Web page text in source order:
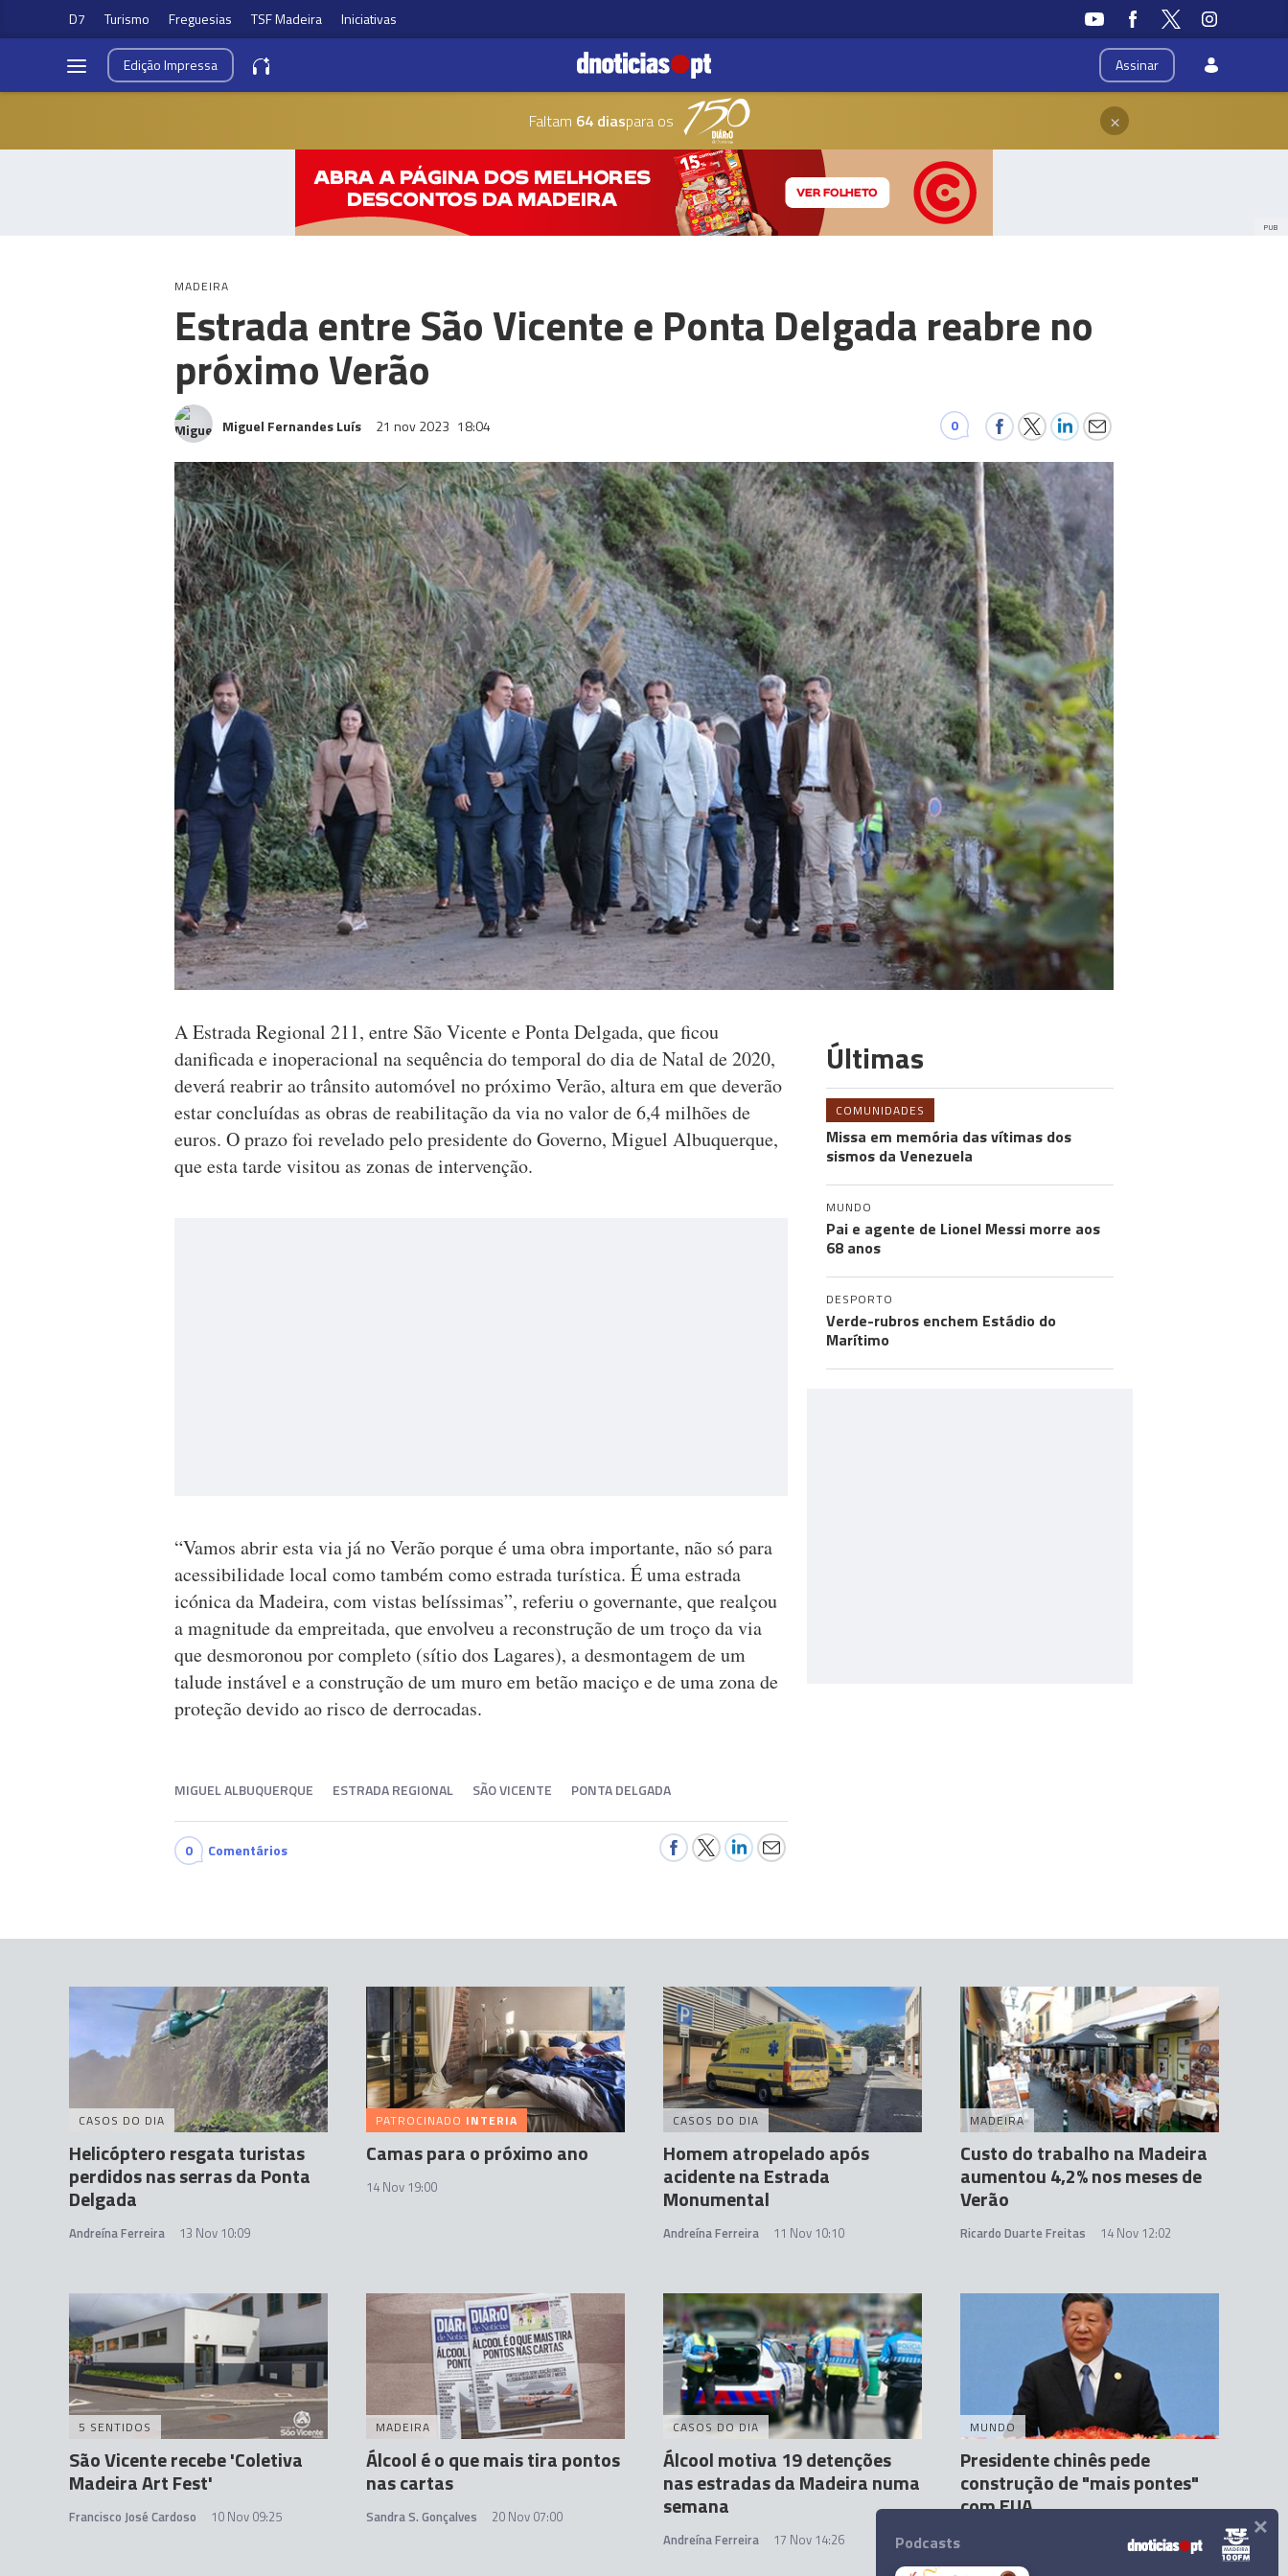
D7 Turismo Freguesias TSF Madeira Iniciativas
Assinar
EdiçãoImpressa
Faltam 64 diaspara os ×
PUB
MADEIRA
Estrada entre São Vicente e Ponta Delgada reabre no
próximo Verão
Miguel Fernandes Luís 21 nov 2023 18:04 0
A Estrada Regional 211, entre São Vicente e Ponta Delgada, que ficou
danificada e inoperacional na sequência do temporal do dia de Natal de 2020,
deverá reabrir ao trânsito automóvel no próximo Verão, altura em que deverão
estar concluídas as obras de reabilitação da via no valor de 6,4 milhões de
euros. O prazo foi revelado pelo presidente do Governo, Miguel Albuquerque,
que esta tarde visitou as zonas de intervenção.
“Vamos abrir esta via já no Verão porque é uma obra importante, não só para
acessibilidade local como também como estrada turística. É uma estrada
icónica da Madeira, com vistas belíssimas”, referiu o governante, que realçou
a magnitude da empreitada, que envolveu a reconstrução de um troço da via
que desmoronou por completo (sítio dos Lagares), a desmontagem de um
talude instável e a construção de um muro em betão maciço e de uma zona de
proteção devido ao risco de derrocadas.
MIGUEL ALBUQUERQUE ESTRADA REGIONAL SÃO VICENTE PONTA DELGADA
0 Comentários
Últimas
COMUNIDADES
Missa em memória das vítimas dos
sismos da Venezuela
MUNDO
Pai e agente de Lionel Messi morre aos
68 anos
DESPORTO
Verde-rubros enchem Estádio do
Marítimo
CASOS DO DIA
Helicóptero resgata turistas
perdidos nas serras da Ponta
Delgada
Andreína Ferreira 13 Nov 10:09
PATROCINADO INTERIA
Camas para o próximo ano
14 Nov 19:00
CASOS DO DIA
Homem atropelado após
acidente na Estrada
Monumental
Andreína Ferreira 11 Nov 10:10
MADEIRA
Custo do trabalho na Madeira
aumentou 4,2% nos meses de
Verão
Ricardo Duarte Freitas 14 Nov 12:02
5 SENTIDOS
São Vicente recebe 'Coletiva
Madeira Art Fest'
Francisco José Cardoso 10 Nov 09:25
MADEIRA
Álcool é o que mais tira pontos
nas cartas
Sandra S. Gonçalves 20 Nov 07:00
CASOS DO DIA
Álcool motiva 19 detenções
nas estradas da Madeira numa
semana
Andreína Ferreira 17 Nov 14:26
MUNDO
Presidente chinês pede
construção de "mais pontes"
com EUA
Podcasts ×